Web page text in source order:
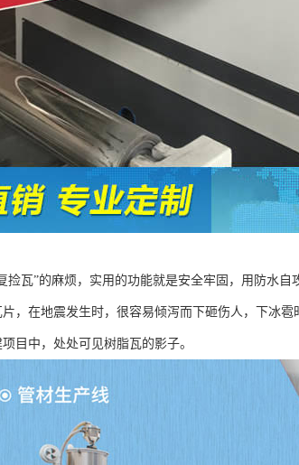
捡瓦”的麻烦，实用的功能就是安全牢固，用防水
，在地震发生时，很容易倾泻而下砸伤人，下冰
目中，处处可见树脂瓦的影子。